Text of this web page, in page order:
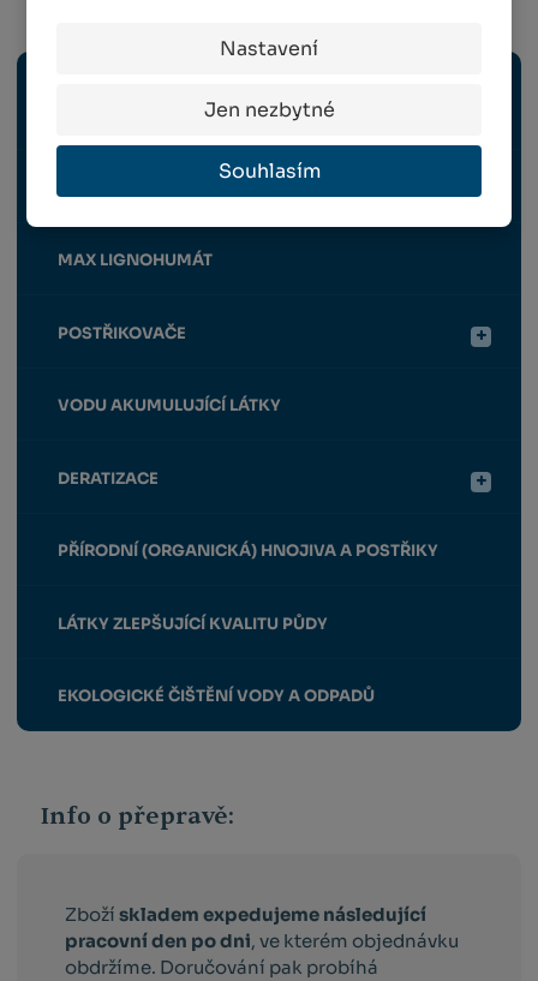
Nastavení
Jen nezbytné
Souhlasím
MAX LIGNOHUMÁT
POSTŘIKOVAČE
VODU AKUMULUJÍCÍ LÁTKY
DERATIZACE
PŘÍRODNÍ (ORGANICKÁ) HNOJIVA A POSTŘIKY
LÁTKY ZLEPŠUJÍCÍ KVALITU PŮDY
EKOLOGICKÉ ČIŠTĚNÍ VODY A ODPADŮ
Info o přepravě:
Zbožískladem expedujeme následující
pracovní den po dni, ve kterém objednávku
obdržíme. Doručování pak probíhá